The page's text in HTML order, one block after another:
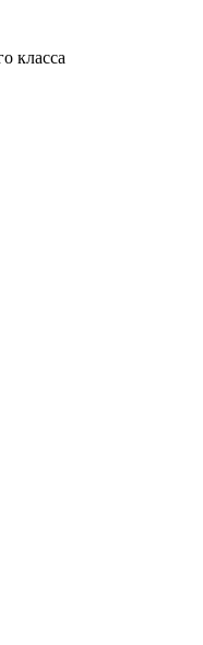
класса